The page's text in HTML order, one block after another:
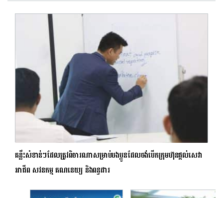
គន្លឹះសំខាន់ៗដែលត្រូវពិចារណាសម្រាប់បងប្អូនដែលចង់បើកក្រុមហ៊ុនផ្តល់សេវា
អាជីព សវនកម្ម គណនេយ្យ និងពន្ធដារ